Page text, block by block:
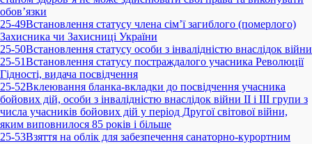
обов’язки
25-49Встановлення статусу члена сім’ї загиблого (померлого)
Захисника чи Захисниці України
25-50Встановлення статусу особи з інвалідністю внаслідок війни
25-51Встановлення статусу постраждалого учасника Революції
Гідності, видача посвідчення
25-52Вклеювання бланка-вкладки до посвідчення учасника
бойових дій, особи з інвалідністю внаслідок війни II і III групи з
числа учасників бойових дій у період Другої світової війни,
яким виповнилося 85 років і більше
25-53Взяття на облік для забезпечення санаторно-курортним